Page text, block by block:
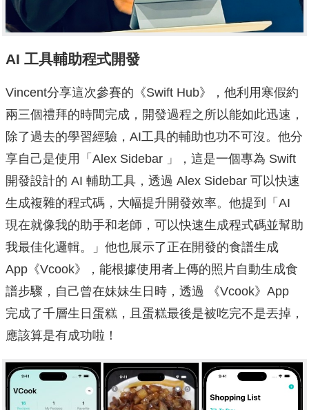
AI 工具輔助程式開發
Vincent分享這次參賽的《Swift Hub》，他利用寒假約
兩三個禮拜的時間完成，開發過程之所以能如此迅速，
除了過去的學習經驗，AI工具的輔助也功不可沒。他分
享自己是使用「Alex Sidebar 」，這是一個專為 Swift
開發設計的 AI 輔助工具，透過 Alex Sidebar 可以快速
生成複雜的程式碼，大幅提升開發效率。他提到「AI
現在就像我的助手和老師，可以快速生成程式碼並幫助
我最佳化邏輯。」他也展示了正在開發的食譜生成
App《Vcook》，能根據使用者上傳的照片自動生成食
譜步驟，自己曾在妹妹生日時，透過 《Vcook》App
完成了千層生日蛋糕，且蛋糕最後是被吃完不是丟掉，
應該算是有成功啦！